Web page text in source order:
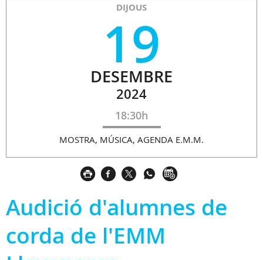
DIJOUS
19
DESEMBRE
2024
18:30h
MOSTRA, MÚSICA, AGENDA E.M.M.
Audició d'alumnes de
corda de l'EMM